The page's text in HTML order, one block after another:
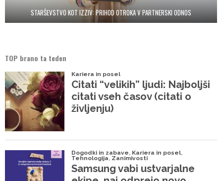
STARŠEVSTVO KOT IZZIV: PRIHOD OTROKA V PARTNERSKI ODNOS
TOP brano ta teden